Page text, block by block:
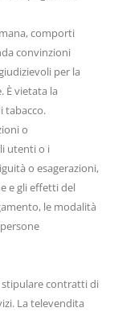
comporti
convinzioni
per la
È vietata la
tabacco.
o
utenti o i
o esagerazioni,
e gli effetti del
le modalità
stipulare contratti di
La televendita